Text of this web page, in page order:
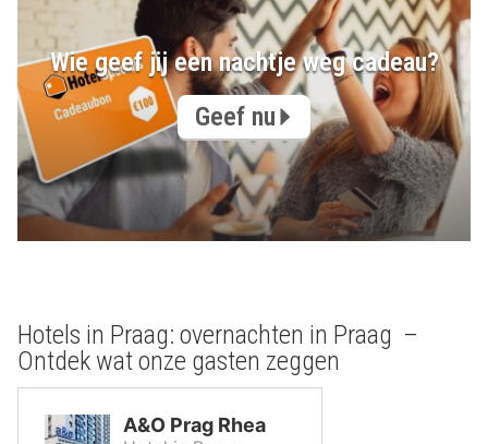
Wie geef jij een nachtje weg cadeau?
Geef nu
Hotels in Praag: overnachten in Praag –
Ontdek wat onze gasten zeggen
A&O Prag Rhea